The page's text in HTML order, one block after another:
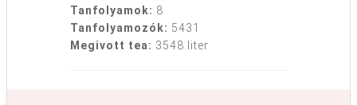
Tanfolyamok: 8
Tanfolyamozók: 5431
Megivott tea: 3548 liter